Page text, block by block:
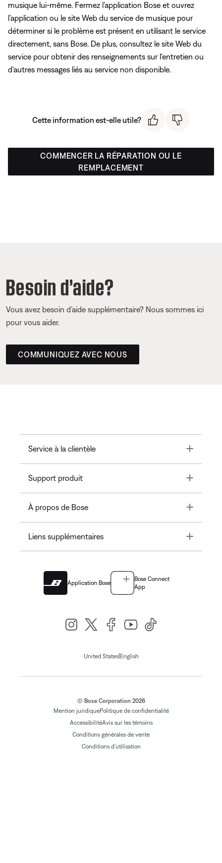
musique lui-même. Fermez l’application Bose et ouvrez
l’application ou le site Web du service de musique pour
déterminer si le problème est présent en utilisant le service
directement, sans Bose. De plus, consultez le site Web du
service pour obtenir des renseignements sur l'entretien ou
d'autres messages liés au service non disponible.
Cette information est-elle utile?
COMMENCER LA RÉPARATION OU LE
REMPLACEMENT
Besoin d’aide?
Vous avez besoin d’aide supplémentaire? Nous sommes ici
pour vous aider.
COMMUNIQUEZ AVEC NOUS
Service à la clientèle Toggle
Support produit Toggle
À propos de Bose Toggle
Liens supplémentaires Toggle
Application Bose
Bose Connect
App
United States| English
© Bose Corporation 2026
Mention juridiquePolitique de confidentialité
AccessibilitéAvis sur les témoins
Conditions générales de vente
Conditions d'utilisation